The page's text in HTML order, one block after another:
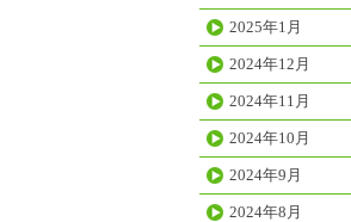
2025年1月
2024年12月
2024年11月
2024年10月
2024年9月
2024年8月